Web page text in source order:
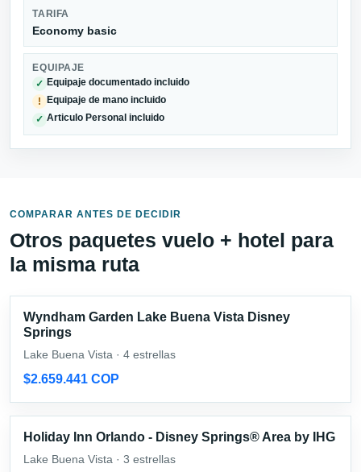
TARIFA
Economy basic
EQUIPAJE
✓ Equipaje documentado incluido
! Equipaje de mano incluido
✓ Articulo Personal incluido
COMPARAR ANTES DE DECIDIR
Otros paquetes vuelo + hotel para
la misma ruta
Wyndham Garden Lake Buena Vista Disney
Springs
Lake Buena Vista · 4 estrellas
$2.659.441 COP
Holiday Inn Orlando - Disney Springs® Area by IHG
Lake Buena Vista · 3 estrellas